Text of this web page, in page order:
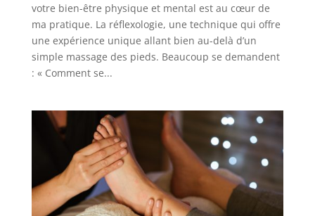
votre bien-être physique et mental est au cœur de
ma pratique. La réflexologie, une technique qui offre
une expérience unique allant bien au-delà d’un
simple massage des pieds. Beaucoup se demandent
: « Comment se...